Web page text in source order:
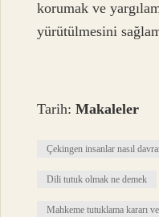
korumak ve
yürütülmesini
Tarih:Makaleler
Çekingen insanlar nasıl
Dili tutuk olmak ne demek
Mahkeme tutuklama kararı